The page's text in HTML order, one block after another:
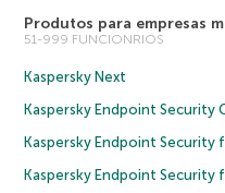
Produtos para empresas
51-999 FUNCIONRIOS
Kaspersky Next
Kaspersky Endpoint Security
Kaspersky Endpoint Security
Kaspersky Endpoint Security